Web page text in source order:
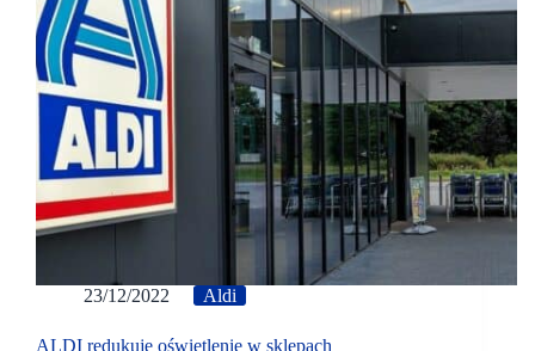
23/12/2022 Aldi
ALDI redukuje oświetlenie w sklepach